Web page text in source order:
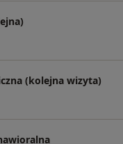
(kolejna wizyta)